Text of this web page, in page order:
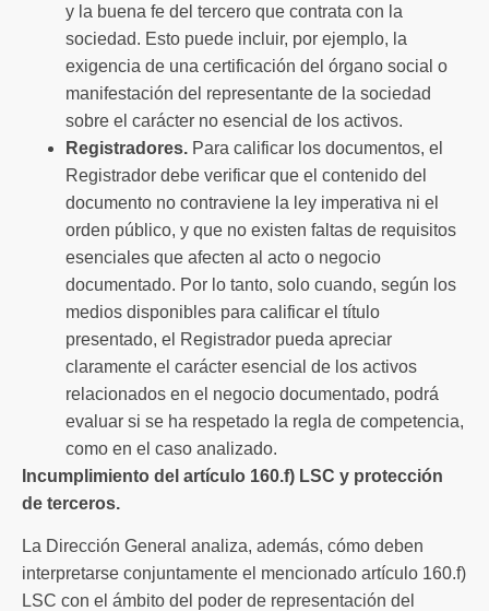
y la buena fe del tercero que contrata con la
sociedad. Esto puede incluir, por ejemplo, la
exigencia de una certificación del órgano social o
manifestación del representante de la sociedad
sobre el carácter no esencial de los activos.
Registradores. Para calificar los documentos, el
Registrador debe verificar que el contenido del
documento no contraviene la ley imperativa ni el
orden público, y que no existen faltas de requisitos
esenciales que afecten al acto o negocio
documentado. Por lo tanto, solo cuando, según los
medios disponibles para calificar el título
presentado, el Registrador pueda apreciar
claramente el carácter esencial de los activos
relacionados en el negocio documentado, podrá
evaluar si se ha respetado la regla de competencia,
como en el caso analizado.
Incumplimiento del artículo 160.f) LSC y protección
de terceros.
La Dirección General analiza, además, cómo deben
interpretarse conjuntamente el mencionado artículo 160.f)
LSC con el ámbito del poder de representación del